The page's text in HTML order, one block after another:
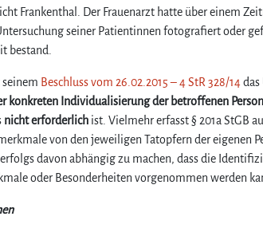
Frankenthal. Der Frauenarzt hatte über einem
seiner Patientinnen fotografiert oder
bestand.
seinem Beschluss vom 26.02.2015 – 4 StR 328/14das
konkreten Individualisierung der betroffenen
nicht erforderlich ist. Vielmehr erfasst § 201a StGB
von den jeweiligen Tatopfern der eigenen
davon abhängig zu machen, dass die
oder Besonderheiten vorgenommen werden